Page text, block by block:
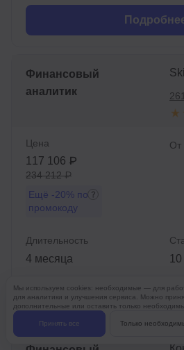
Финансовый
аналитик
Цена
117 106 ₽
234 212 ₽
Ещё -20% по
промокоду
От
Длительность
4 месяца 10
Мы используем cookies: необходимые — для
для аналитики и улучшения сервиса. Можно
дополнительные или оставить только
Принять все Только